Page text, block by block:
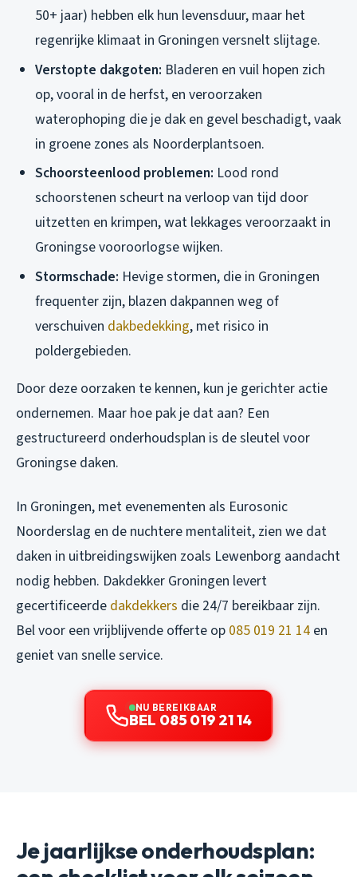
50+ jaar) hebben elk hun levensduur, maar het
regenrijke klimaat in Groningen versnelt slijtage.
Verstopte dakgoten: Bladeren en vuil hopen zich
op, vooral in de herfst, en veroorzaken
waterophoping die je dak en gevel beschadigt, vaak
in groene zones als Noorderplantsoen.
Schoorsteenlood problemen: Lood rond
schoorstenen scheurt na verloop van tijd door
uitzetten en krimpen, wat lekkages veroorzaakt in
Groningse vooroorlogse wijken.
Stormschade: Hevige stormen, die in Groningen
frequenter zijn, blazen dakpannen weg of
verschuiven dakbedekking, met risico in
poldergebieden.
Door deze oorzaken te kennen, kun je gerichter actie
ondernemen. Maar hoe pak je dat aan? Een
gestructureerd onderhoudsplan is de sleutel voor
Groningse daken.
In Groningen, met evenementen als Eurosonic
Noorderslag en de nuchtere mentaliteit, zien we dat
daken in uitbreidingswijken zoals Lewenborg aandacht
nodig hebben. Dakdekker Groningen levert
gecertificeerde dakdekkers die 24/7 bereikbaar zijn.
Bel voor een vrijblijvende offerte op 085 019 21 14 en
geniet van snelle service.
NU BEREIKBAAR
BEL 085 019 21 14
Je jaarlijkse onderhoudsplan: